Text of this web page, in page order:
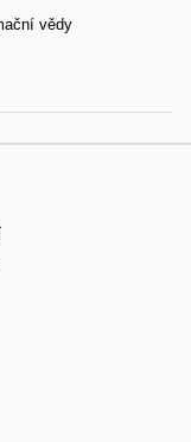
vědy